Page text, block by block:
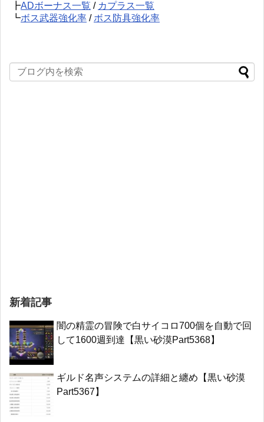
┣ADボーナス一覧 / カプラス一覧
┗ボス武器強化率 / ボス防具強化率
新着記事
闇の精霊の冒険で白サイコロ700個を自動で回
して1600週到達【黒い砂漠Part5368】
ギルド名声システムの詳細と纏め【黒い砂漠
Part5367】